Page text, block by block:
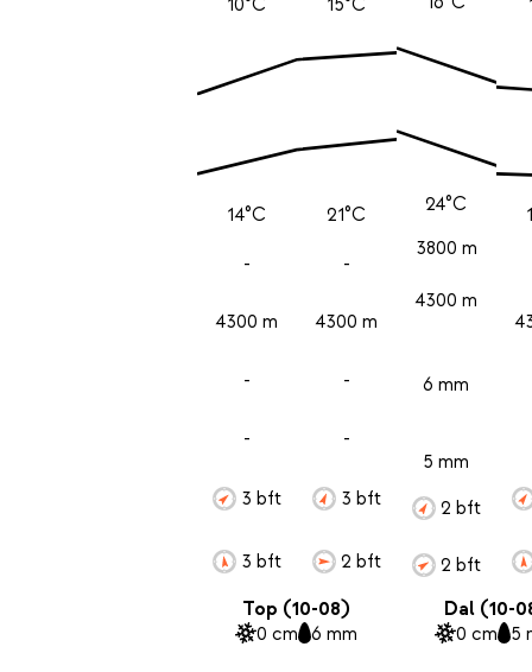
14°C
-
4300 m
-
-
3 bft
3 bft
21°C
-
4300 m
-
-
3 bft
2 bft
24°C
3800 m
4300 m
6 mm
5 mm
2 bft
2 bft
Top (10-08)
0 cm 6 mm
Dal (10-
0 cm 5